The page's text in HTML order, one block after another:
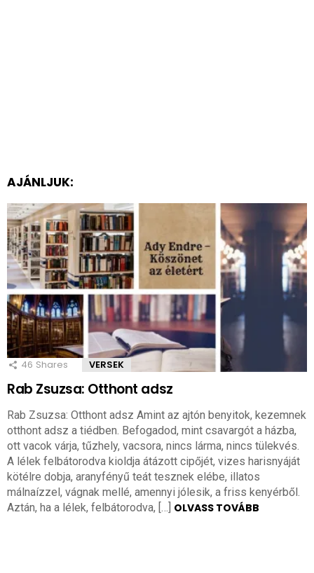
AJÁNLJUK:
46 Shares VERSEK
Rab Zsuzsa: Otthont adsz
Rab Zsuzsa: Otthont adsz Amint az ajtón benyitok, kezemnek
otthont adsz a tiédben. Befogadod, mint csavargót a házba,
ott vacok várja, tűzhely, vacsora, nincs lárma, nincs tülekvés.
A lélek felbátorodva kioldja átázott cipőjét, vizes harisnyáját
kötélre dobja, aranyfényű teát tesznek elébe, illatos
málnaízzel, vágnak mellé, amennyi jólesik, a friss kenyérből.
Aztán, ha a lélek, felbátorodva, […] OLVASS TOVÁBB